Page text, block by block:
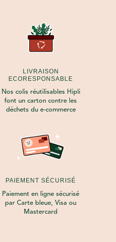
LIVRAISON
ECORESPONSABLE
Nos colis réutilisables Hipli
font un carton contre les
déchets du e-commerce
PAIEMENT SÉCURISÉ
Paiement en ligne sécurisé
par Carte bleue, Visa ou
Mastercard